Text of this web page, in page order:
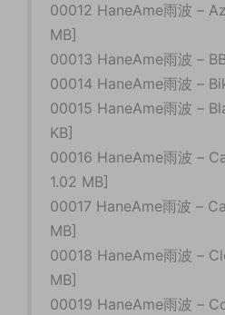
00012 HaneAme雨波 –
MB]
00013 HaneAme雨波 –
00014 HaneAme雨波 –
00015 HaneAme雨波 –
KB]
00016 HaneAme雨波 –
1.02 MB]
00017 HaneAme雨波 –
MB]
00018 HaneAme雨波 –
MB]
00019 HaneAme雨波 –